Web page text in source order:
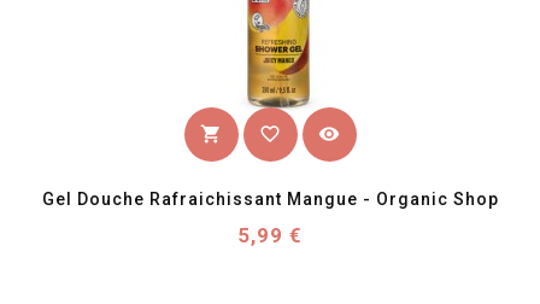
shopping_cart favorite_border visibility
Gel Douche Rafraichissant Mangue - Organic Shop
Prix
5,99 €